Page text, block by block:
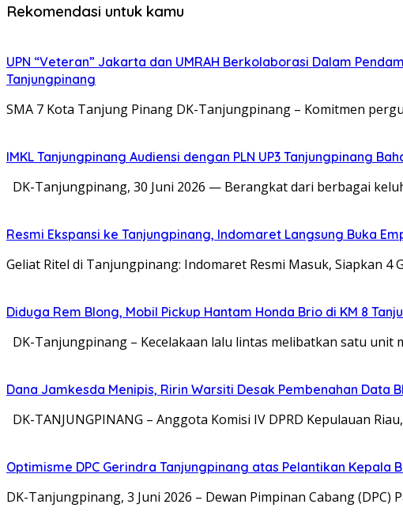
Rekomendasi untuk kamu
UPN “Veteran” Jakarta dan UMRAH Berkolaborasi Dalam
Tanjungpinang
SMA 7 Kota Tanjung Pinang DK-Tanjungpinang – Komitmen
IMKL Tanjungpinang Audiensi dengan PLN UP3 Tanjungpinang
DK-Tanjungpinang, 30 Juni 2026 — Berangkat dari berbagai
Resmi Ekspansi ke Tanjungpinang, Indomaret Langsung Buka
Geliat Ritel di Tanjungpinang: Indomaret Resmi Masuk, Siapkan
Diduga Rem Blong, Mobil Pickup Hantam Honda Brio di KM 8
DK-Tanjungpinang – Kecelakaan lalu lintas melibatkan satu unit
Dana Jamkesda Menipis, Ririn Warsiti Desak Pembenahan Data
DK-TANJUNGPINANG – Anggota Komisi IV DPRD Kepulauan
Optimisme DPC Gerindra Tanjungpinang atas Pelantikan Kepala
DK-Tanjungpinang, 3 Juni 2026 – Dewan Pimpinan Cabang